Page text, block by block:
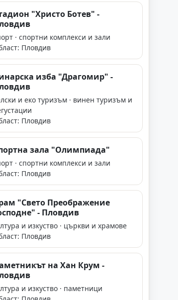
"Христо Ботев" -
· спортни комплекси и зали
Пловдив
изба "Драгомир" -
и еко туризъм · винен туризъм и
Пловдив
зала "Олимпиада"
· спортни комплекси и зали
Пловдив
"Свето Преображение
- Пловдив
и изкуство · църкви и храмове
Пловдив
на Хан Крум -
и изкуство · паметници